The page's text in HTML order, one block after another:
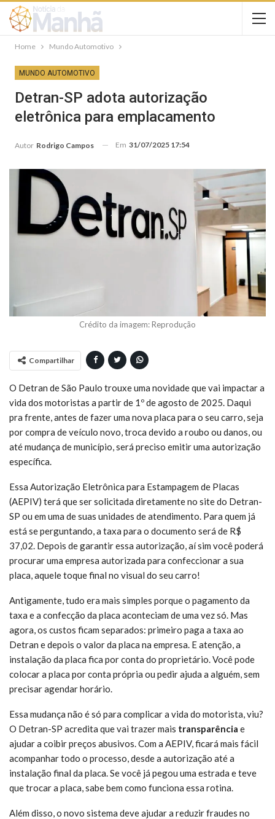
Home Mundo Automotivo
MUNDO AUTOMOTIVO
Detran-SP adota autorização
eletrônica para emplacamento
Autor Rodrigo Campos Em 31/07/2025 17:54
Crédito da imagem: Reprodução
Compartilhar
O Detran de São Paulo trouxe uma novidade que vai impactar a
vida dos motoristas a partir de 1º de agosto de 2025. Daqui
pra frente, antes de fazer uma nova placa para o seu carro, seja
por compra de veículo novo, troca devido a roubo ou danos, ou
até mudança de município, será preciso emitir uma autorização
específica.
Essa Autorização Eletrônica para Estampagem de Placas
(AEPIV) terá que ser solicitada diretamente no site do Detran-
SP ou em uma de suas unidades de atendimento. Para quem já
está se perguntando, a taxa para o documento será de R$
37,02. Depois de garantir essa autorização, aí sim você poderá
procurar uma empresa autorizada para confeccionar a sua
placa, aquele toque final no visual do seu carro!
Antigamente, tudo era mais simples porque o pagamento da
taxa e a confecção da placa aconteciam de uma vez só. Mas
agora, os custos ficam separados: primeiro paga a taxa ao
Detran e depois o valor da placa na empresa. E atenção, a
instalação da placa fica por conta do proprietário. Você pode
colocar a placa por conta própria ou pedir ajuda a alguém, sem
precisar agendar horário.
Essa mudança não é só para complicar a vida do motorista, viu?
O Detran-SP acredita que vai trazer mais transparência e
ajudar a coibir preços abusivos. Com a AEPIV, ficará mais fácil
acompanhar todo o processo, desde a autorização até a
instalação final da placa. Se você já pegou uma estrada e teve
que trocar a placa, sabe bem como funciona essa rotina.
Além disso, o novo sistema deve ajudar a reduzir fraudes no